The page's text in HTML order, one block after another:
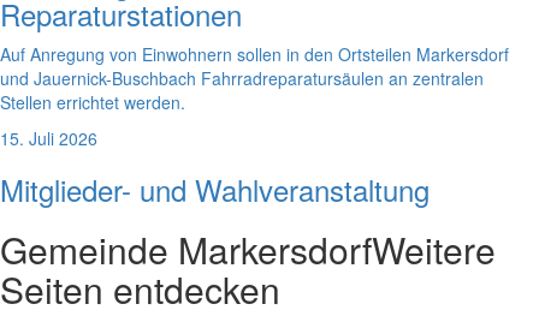
Reparaturstationen
Auf Anregung von Einwohnern sollen in den Ortsteilen Markersdorf
und Jauernick-Buschbach Fahrradreparatursäulen an zentralen
Stellen errichtet werden.
15. Juli 2026
Mitglieder- und Wahlveranstaltung
Gemeinde MarkersdorfWeitere
Seiten entdecken